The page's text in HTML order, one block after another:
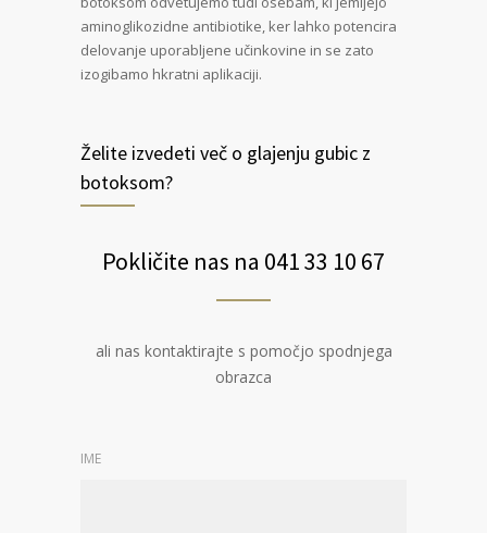
aminoglikozidne antibiotike, ker lahko potencira
delovanje uporabljene učinkovine in se zato
izogibamo hkratni aplikaciji.
Želite izvedeti več o glajenju gubic z
botoksom?
Pokličite nas na 041 33 10 67
ali nas kontaktirajte s pomočjo spodnjega
obrazca
IME